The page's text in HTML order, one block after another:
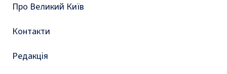
Про Великий Київ
Контакти
Редакція